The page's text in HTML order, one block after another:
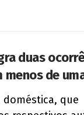
duas
de
doméstica, que